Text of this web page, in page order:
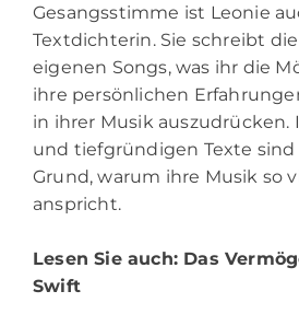
Gesangsstimme ist Leonie
Textdichterin. Sie schreibt
eigenen Songs, was ihr die
ihre persönlichen
in ihrer Musik auszudrücken.
und tiefgründigen Texte
Grund, warum ihre Musik so
anspricht.
Lesen Sie auch: Das
Swift